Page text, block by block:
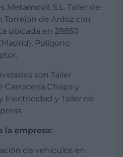
Metamovil, S.L. Taller de
Torrejón de Ardoz con
ubicada en 28850
Polígono
son Taller
Carrocería Chapa y
Electricidad y Taller de
la empresa:
de vehículos en